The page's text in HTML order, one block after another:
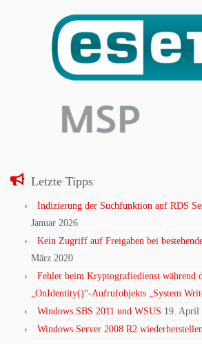
Letzte Tipps
Indizierung der Suchfunktion auf RDS
Januar 2026
Kein Zugriff auf Freigaben bei
März 2020
Fehler beim Kryptografiedienst während
„OnIdentity()“-Aufrufobjekts „System
Windows SBS 2011 und WSUS 19. April
Windows Server 2008 R2 wiederherstellen